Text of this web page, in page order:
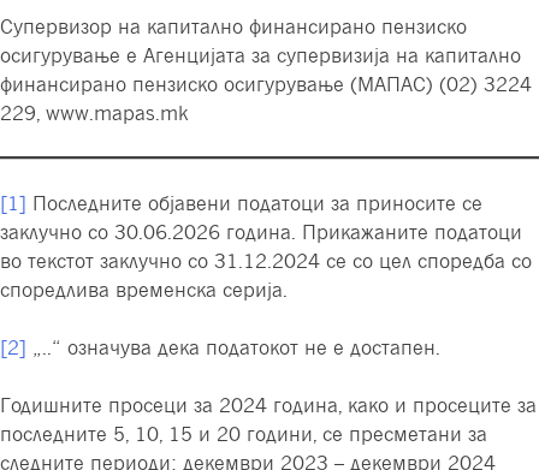
Супервизор на капитално финансирано пензиско
осигурување е Агенцијата за супервизија на капитално
финансирано пензиско осигурување (МАПАС) (02) 3224
229, www.mapas.mk
[1] Последните објавени податоци за приносите се
заклучно со 30.06.2026 година. Прикажаните податоци
во текстот заклучно со 31.12.2024 се со цел споредба со
споредлива временска серија.
[2] „..“ означува дека податокот не е достапен.
Годишните просеци за 2024 година, како и просеците за
последните 5, 10, 15 и 20 години, се пресметани за
следните периоди: декември 2023 – декември 2024